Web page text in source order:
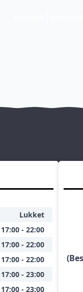
Lukket
17:00 - 22:00
17:00 - 22:00
17:00 - 22:00
17:00 - 23:00
17:00 - 23:00